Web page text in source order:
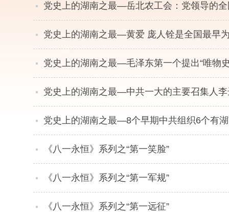
党史上的湖南之最—岳北农工会：党领导的
党史上的湖南之最—黄爱 庞人铨是全国最早
党史上的湖南之最—毛泽东第一个提出“唯物
党史上的湖南之最—中共一大的主要召集人李
党史上的湖南之最—8个早期中共组织6个有
《八一永恒》系列之“第一笑脸”
《八一永恒》系列之“第一军规”
《八一永恒》系列之“第一远征”